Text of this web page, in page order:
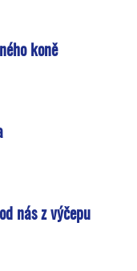
koně
nás z výčepu